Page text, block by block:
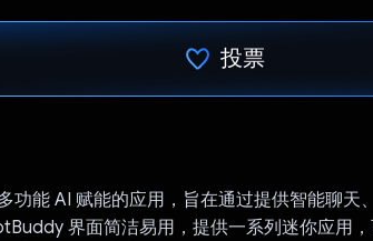
投票
功能 AI 赋能的应用，旨在通过提供智能聊天
界面简洁易用，提供一系列迷你应用，